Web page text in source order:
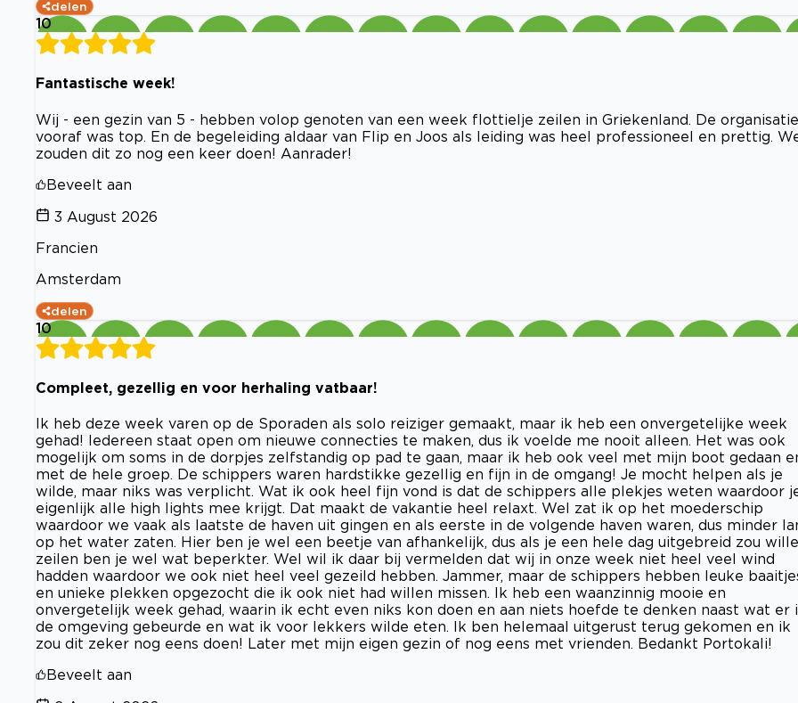
delen
10
Fantastische week!
Wij - een gezin van 5 - hebben volop genoten van een week flottielje zeilen in Griekenland. De organisatie
vooraf was top. En de begeleiding aldaar van Flip en Joos als leiding was heel professioneel en prettig.
zouden dit zo nog een keer doen! Aanrader!
Beveelt aan
3 August 2026
Francien
Amsterdam
delen
10
Compleet, gezellig en voor herhaling vatbaar!
Ik heb deze week varen op de Sporaden als solo reiziger gemaakt, maar ik heb een onvergetelijke week
gehad! Iedereen staat open om nieuwe connecties te maken, dus ik voelde me nooit alleen. Het was ook
mogelijk om soms in de dorpjes zelfstandig op pad te gaan, maar ik heb ook veel met mijn boot gedaan
met de hele groep. De schippers waren hardstikke gezellig en fijn in de omgang! Je mocht helpen als je
wilde, maar niks was verplicht. Wat ik ook heel fijn vond is dat de schippers alle plekjes weten waardoor
eigenlijk alle high lights mee krijgt. Dat maakt de vakantie heel relaxt. Wel zat ik op het moederschip
waardoor we vaak als laatste de haven uit gingen en als eerste in de volgende haven waren, dus minder
op het water zaten. Hier ben je wel een beetje van afhankelijk, dus als je een hele dag uitgebreid zou
zeilen ben je wel wat beperkter. Wel wil ik daar bij vermelden dat wij in onze week niet heel veel wind
hadden waardoor we ook niet heel veel gezeild hebben. Jammer, maar de schippers hebben leuke
en unieke plekken opgezocht die ik ook niet had willen missen. Ik heb een waanzinnig mooie en
onvergetelijk week gehad, waarin ik echt even niks kon doen en aan niets hoefde te denken naast wat er
de omgeving gebeurde en wat ik voor lekkers wilde eten. Ik ben helemaal uitgerust terug gekomen en ik
zou dit zeker nog eens doen! Later met mijn eigen gezin of nog eens met vrienden. Bedankt Portokali!
Beveelt aan